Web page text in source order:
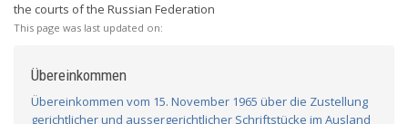
the courts of the Russian Federation
This page was last updated on:
Übereinkommen
Übereinkommen vom 15. November 1965 über die Zustellung
gerichtlicher und aussergerichtlicher Schriftstücke im Ausland